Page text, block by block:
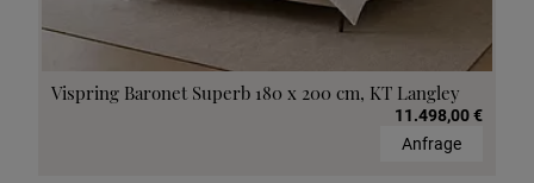
Vispring Baronet Superb 180 x 200 cm, KT Langley
11.498,00 €
Anfrage